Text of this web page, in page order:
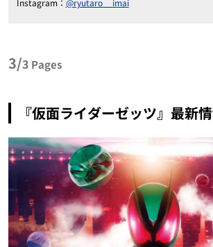
Instagram： @ryutaro__imai
3/3 Pages
『仮面ライダーゼッツ』最新